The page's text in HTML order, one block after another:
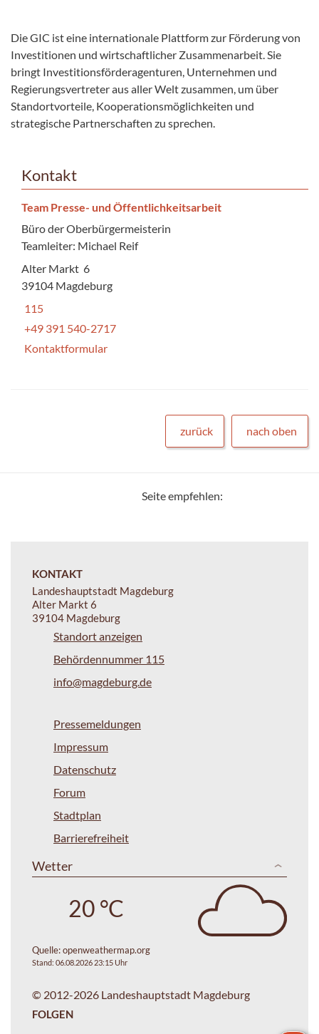
Die GIC ist eine internationale Plattform zur Förderung von
Investitionen und wirtschaftlicher Zusammenarbeit. Sie
bringt Investitionsförderagenturen, Unternehmen und
Regierungsvertreter aus aller Welt zusammen, um über
Standortvorteile, Kooperationsmöglichkeiten und
strategische Partnerschaften zu sprechen.
Kontakt
Team Presse- und Öffentlichkeitsarbeit
Büro der Oberbürgermeisterin
Teamleiter: Michael Reif
Alter Markt 6
39104 Magdeburg
115
+49 391 540-2717
Kontaktformular
zurück nach oben
Seite empfehlen:
KONTAKT
Landeshauptstadt Magdeburg
Alter Markt 6
39104 Magdeburg
Standort anzeigen
Behördennummer 115
info@magdeburg.de
Pressemeldungen
Impressum
Datenschutz
Forum
Stadtplan
Barrierefreiheit
Wetter
20 °C
Quelle:openweathermap.org
Stand: 06.08.2026 23:15 Uhr
© 2012-2026 Landeshauptstadt Magdeburg
FOLGEN